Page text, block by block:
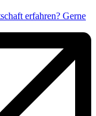
erfahren? Gerne